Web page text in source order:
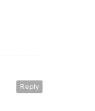
Reply